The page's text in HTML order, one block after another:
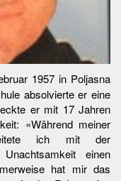
1957 in Poljasna
absolvierte er eine
er mit 17 Jahren
«Während meiner
ich mit der
einen
hat mir das